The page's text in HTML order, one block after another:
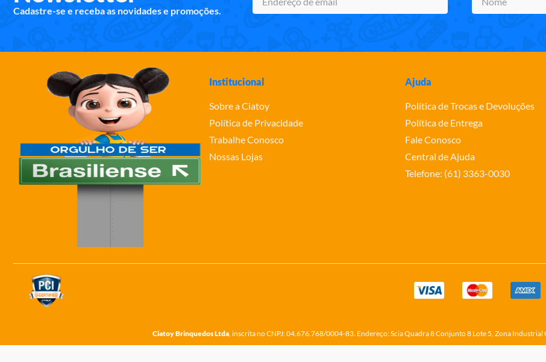
Cadastre-se e receba as novidades e promoções.
Institucional
Sobre a Ciatoy
Política de Privacidade
Trabalhe Conosco
Nossas Lojas
Ajuda
Política de Trocas e Devoluções
Política de Entrega
Fale Conosco
Central de Ajuda
Telefone: (61) 3363-0030
Ciatoy Brinquedos Ltda, inscrita no CNPJ: 04.676.768/0004-83. Endereço: Scia Quadra 8 Conjunto 8 Lote 5, Zona Industrial